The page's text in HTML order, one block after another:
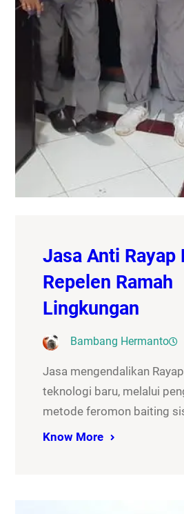
Jasa Anti Rayap
Repelen Ramah
Lingkungan
Bambang Hermanto
Jasa mengendalikan
teknologi baru, melalui
metode feromon baiting
Know More